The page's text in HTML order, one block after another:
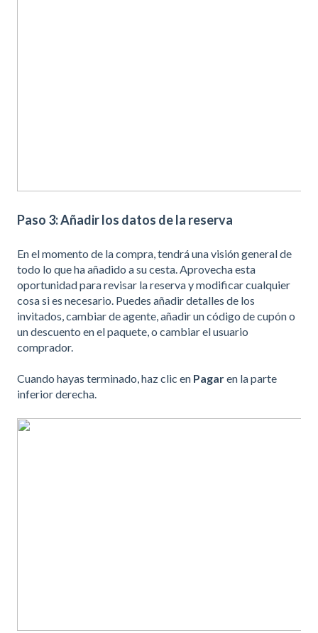
Paso 3: Añadir los datos de la reserva
En el momento de la compra, tendrá una visión general de
todo lo que ha añadido a su cesta. Aprovecha esta
oportunidad para revisar la reserva y modificar cualquier
cosa si es necesario. Puedes añadir detalles de los
invitados, cambiar de agente, añadir un código de cupón o
un descuento en el paquete, o cambiar el usuario
comprador.
Cuando hayas terminado, haz clic en Pagaren la parte
inferior derecha.